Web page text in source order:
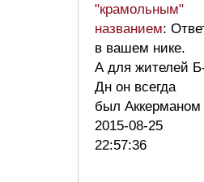
"крамольным"
названием:
в вашем нике.
А для жителей
Дн он всегда
был
2015-08-25
22:57:36